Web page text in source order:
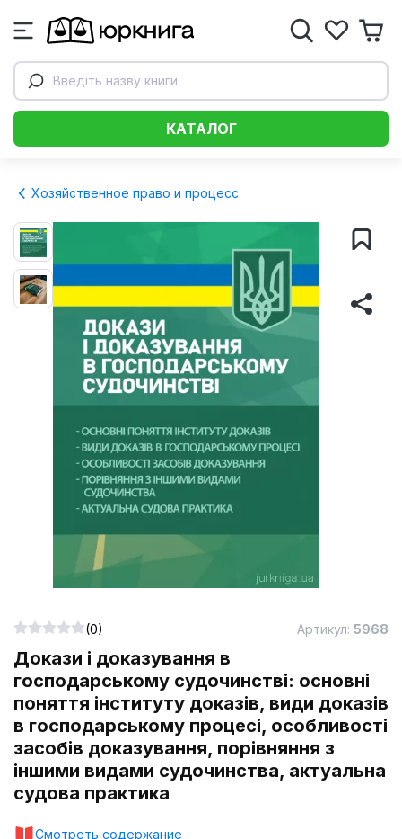
Введіть назву книги
КАТАЛОГ
Хозяйственное право и процесс
Докази і доказування в
господарському судочинстві: основні
поняття інституту доказів, види доказів
в господарському процесі, особливості
засобів доказування, порівняння з
іншими видами судочинства, актуальна
судова практика
Смотреть содержание
(0) Артикул: 5968